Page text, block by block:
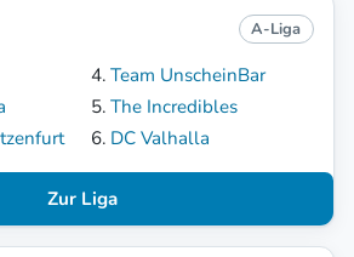
A-Liga
Team UnscheinBar
The Incredibles
DC Valhalla
Zur Liga